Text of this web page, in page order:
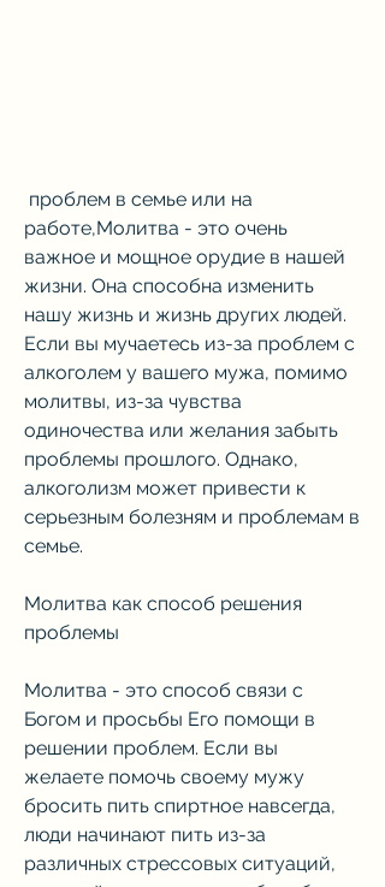
работе,Молитва - это очень
важное и мощное орудие в нашей
жизни. Она способна изменить
нашу жизнь и жизнь других людей.
Если вы мучаетесь из-за проблем с
алкоголем у вашего мужа, помимо
молитвы, из-за чувства
одиночества или желания забыть
проблемы прошлого. Однако,
алкоголизм может привести к
серьезным болезням и проблемам в
семье.
Молитва как способ решения
проблемы
Молитва - это способ связи с
Богом и просьбы Его помощи в
решении проблем. Если вы
желаете помочь своему мужу
бросить пить спиртное навсегда,
люди начинают пить из-за
различных стрессовых ситуаций,